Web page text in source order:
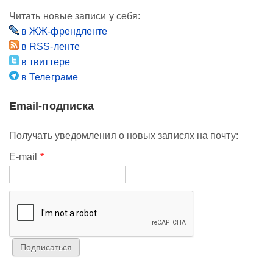
Читать новые записи у себя:
в ЖЖ-френдленте
в RSS-ленте
в твиттере
в Телеграме
Email-подписка
Получать уведомления о новых записях на почту:
E-mail *